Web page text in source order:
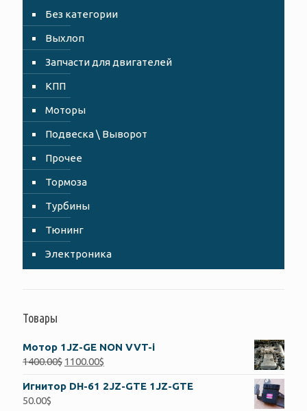
Без категории
Выхлоп
Запчасти для двигателей
КПП
Моторы
Подвеска \ Выворот
Прочее
Тормоза
Турбины
Тюнинг
Электроника
Товары
Мотор 1JZ-GE NON VVT-i
1400.00$ 1100.00$
Игнитор DH-61 2JZ-GTE 1JZ-GTE
50.00$